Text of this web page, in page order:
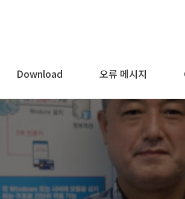
Download 오류 메시지